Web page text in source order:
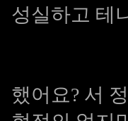
성실하고 테
했어요? 서